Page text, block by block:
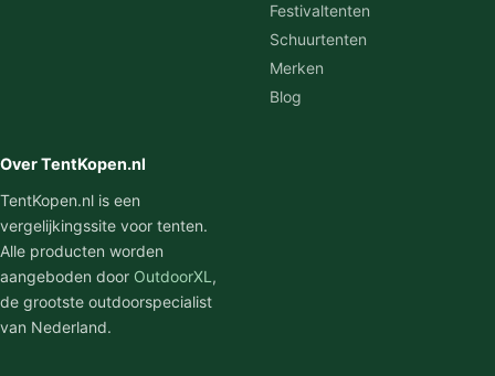
Festivaltenten
Schuurtenten
Merken
Blog
Over TentKopen.nl
TentKopen.nl is een
vergelijkingssite voor tenten.
Alle producten worden
aangeboden door OutdoorXL ,
de grootste outdoorspecialist
van Nederland.